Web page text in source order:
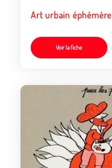
Art urbain éphémère
Voir la fiche